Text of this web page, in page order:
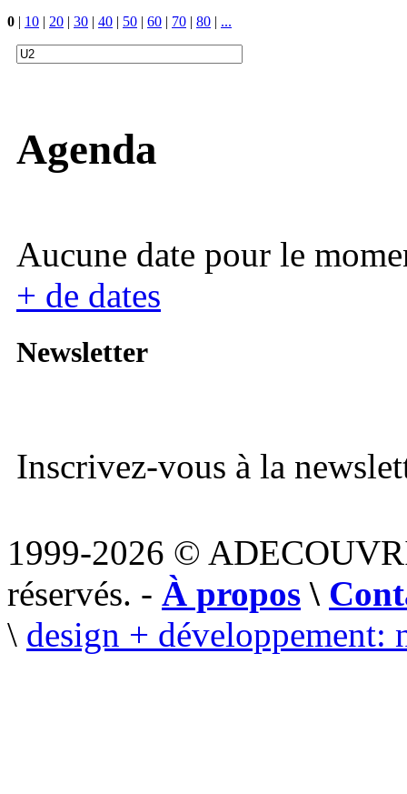
0 | 10 | 20 | 30 | 40 | 50 | 60 | 70 | 80 | ...
Agenda
Aucune date pour le
+ de dates
Newsletter
Inscrivez-vous à la
1999-2026 ©
réservés. - À propos \
\ design + développement: